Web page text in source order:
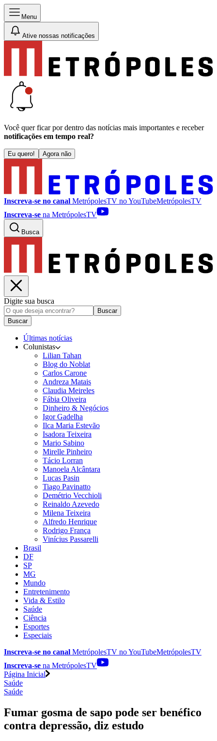
Menu
Ative nossas notificações
Você quer ficar por dentro das notícias mais importantes e receber
notificações em tempo real?
Eu quero! Agora não
Inscreva-se no canal MetrópolesTV noYouTubeMetrópolesTV
Inscreva-se na MetrópolesTV
Busca
Digite sua busca
Buscar
Buscar
Últimas notícias
Colunistas
Lilian Tahan
Blog do Noblat
Carlos Carone
Andreza Matais
Claudia Meireles
Fábia Oliveira
Dinheiro & Negócios
Igor Gadelha
Ilca Maria Estevão
Isadora Teixeira
Mario Sabino
Mirelle Pinheiro
Tácio Lorran
Manoela Alcântara
Lucas Pasin
Tiago Pavinatto
Demétrio Vecchioli
Reinaldo Azevedo
Milena Teixeira
Alfredo Henrique
Rodrigo França
Vinícius Passarelli
Brasil
DF
SP
MG
Mundo
Entretenimento
Vida & Estilo
Saúde
Ciência
Esportes
Especiais
Inscreva-se no canal MetrópolesTV noYouTubeMetrópolesTV
Inscreva-se na MetrópolesTV
Página Inicial
Saúde
Saúde
Fumar gosma de sapo pode ser benéfico
contra depressão, diz estudo